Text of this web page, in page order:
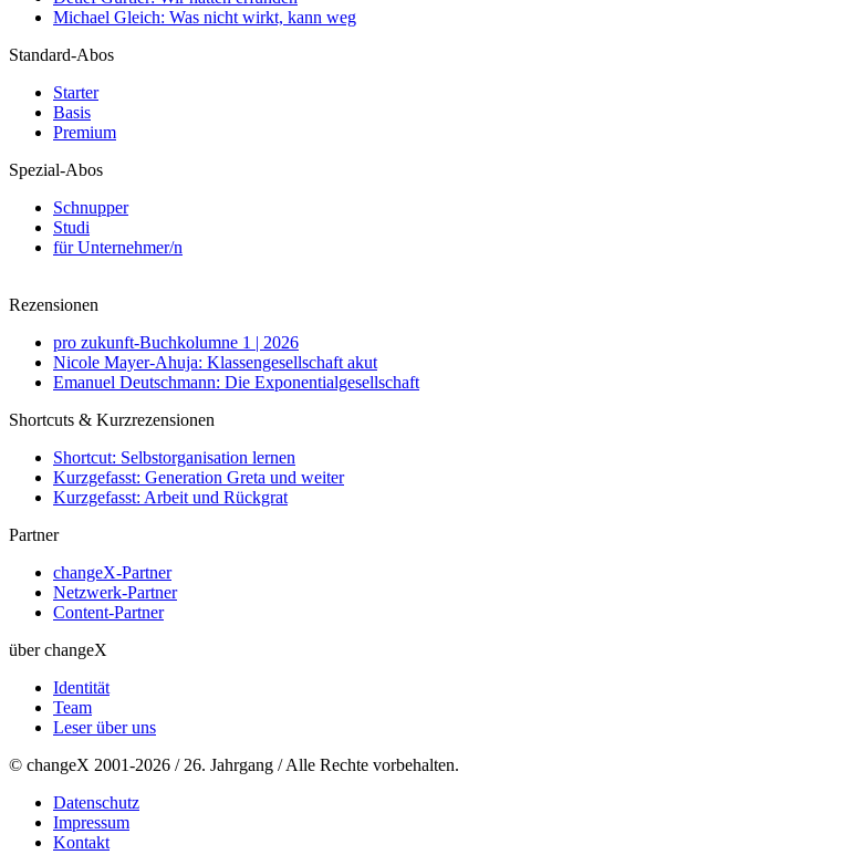
Michael Gleich: Was nicht wirkt, kann weg
Standard-Abos
Starter
Basis
Premium
Spezial-Abos
Schnupper
Studi
für Unternehmer/n
Rezensionen
pro zukunft-Buchkolumne 1 | 2026
Nicole Mayer-Ahuja: Klassengesellschaft akut
Emanuel Deutschmann: Die Exponentialgesellschaft
Shortcuts & Kurzrezensionen
Shortcut: Selbstorganisation lernen
Kurzgefasst: Generation Greta und weiter
Kurzgefasst: Arbeit und Rückgrat
Partner
changeX-Partner
Netzwerk-Partner
Content-Partner
über changeX
Identität
Team
Leser über uns
© changeX 2001-2026 / 26. Jahrgang / Alle Rechte vorbehalten.
Datenschutz
Impressum
Kontakt